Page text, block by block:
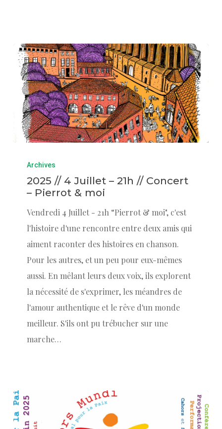
Archives
2025 // 4 Juillet – 21h // Concert
– Pierrot & moi
Vendredi 4 Juillet - 21h “Pierrot & moi", c'est
l'histoire d'une rencontre entre deux amis qui
aiment raconter des histoires en chanson.
Pour les autres, et un peu pour eux-mêmes
aussi. En mêlant leurs deux voix, ils explorent
la nécessité de s'exprimer, les méandres de
l'amour authentique et le rêve d'un monde
meilleur. S'ils ont pu trébucher sur une
marche…